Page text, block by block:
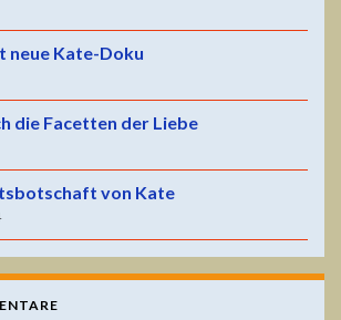
neue Kate-Doku
die Facetten der Liebe
von Kate